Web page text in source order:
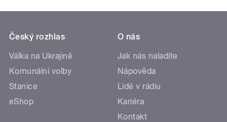
Český rozhlas
Válka na Ukrajině
Komunální volby
Stanice
eShop
O nás
Jak nás naladíte
Nápověda
Lidé v rádiu
Kariéra
Kontakt